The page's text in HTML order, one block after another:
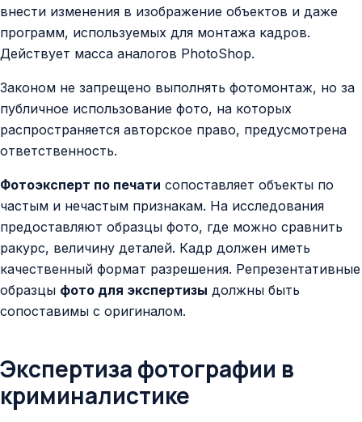
внести изменения в изображение объектов и даже
программ, используемых для монтажа кадров.
Действует масса аналогов PhotoShop.
Законом не запрещено выполнять фотомонтаж, но за
публичное использование фото, на которых
распространяется авторское право, предусмотрена
ответственность.
Фотоэксперт по печати сопоставляет объекты по
частым и нечастым признакам. На исследования
предоставляют образцы фото, где можно сравнить
ракурс, величину деталей. Кадр должен иметь
качественный формат разрешения. Репрезентативные
образцы фото для экспертизы должны быть
сопоставимы с оригиналом.
Экспертиза фотографии в
криминалистике